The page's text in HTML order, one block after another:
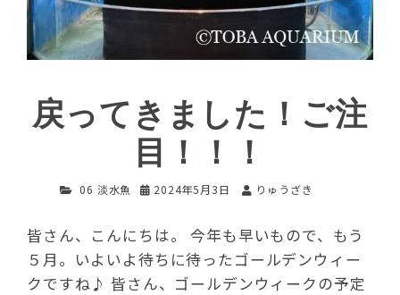
戻ってきました！ご注
目！！！
06 淡水魚 2024年5月3日 りゅうざき
皆さん、こんにちは。 今年も早いもので、もう
５月。いよいよ待ちに待ったゴールデンウィー
クですね♪ 皆さん、ゴールデンウィークの予定